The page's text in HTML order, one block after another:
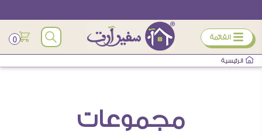
ÿ القائمة 0
الرئيسية
مجموعات